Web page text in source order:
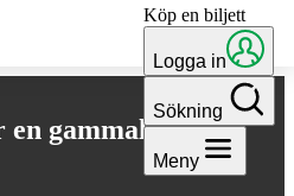
en gammal
Köp en biljett
Logga in
Sökning
Meny